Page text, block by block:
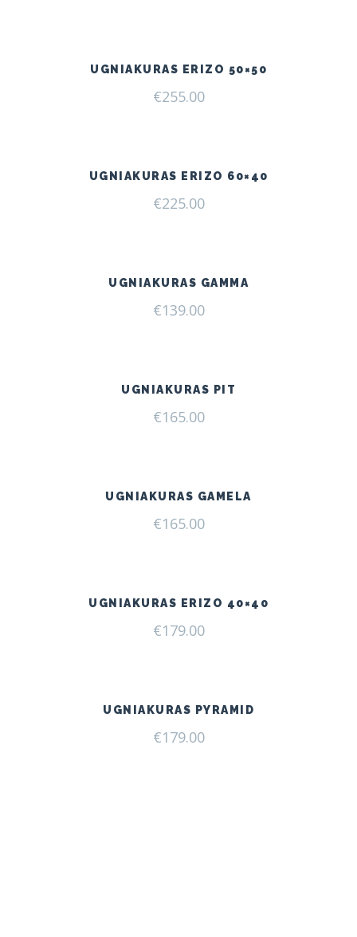
UGNIAKURAS ERIZO 50×50
€255.00
UGNIAKURAS ERIZO 60×40
€225.00
UGNIAKURAS GAMMA
€139.00
UGNIAKURAS PIT
€165.00
UGNIAKURAS GAMELA
€165.00
UGNIAKURAS ERIZO 40×40
€179.00
UGNIAKURAS PYRAMID
€179.00